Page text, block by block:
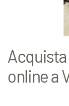
online a